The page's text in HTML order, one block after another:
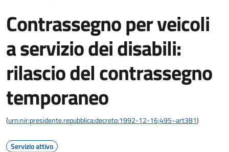
Contrassegno per veicoli
a servizio dei disabili:
rilascio del contrassegno
temporaneo
(urn:nir:presidente.repubblica:decreto:1992-12-16;495~art381)
Servizio attivo